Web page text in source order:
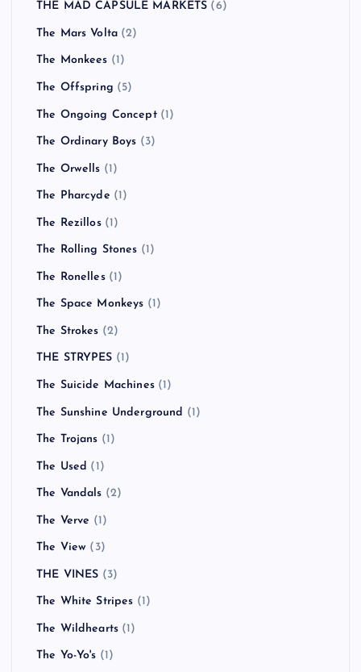
THE MAD CAPSULE MARKETS (6)
The Mars Volta (2)
The Monkees (1)
The Offspring (5)
The Ongoing Concept(1)
The Ordinary Boys (3)
The Orwells (1)
The Pharcyde (1)
The Rezillos(1)
The Rolling Stones (1)
The Ronelles(1)
The Space Monkeys (1)
The Strokes (2)
THE STRYPES (1)
The Suicide Machines(1)
The Sunshine Underground (1)
The Trojans (1)
The Used (1)
The Vandals (2)
The Verve (1)
The View (3)
THE VINES (3)
The White Stripes (1)
The Wildhearts (1)
The Yo-Yo's (1)